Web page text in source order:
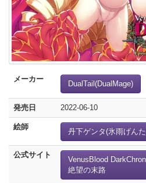
メーカー
DualTail(DualMage)
発売日 2022-06-10
絵師
丹下ゲンタ(氷雨げん
公式サイト
VenusBlood
絶望の末路